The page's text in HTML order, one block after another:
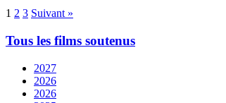
1 2 3 Suivant »
Tous les films soutenus
2027
2026
2026